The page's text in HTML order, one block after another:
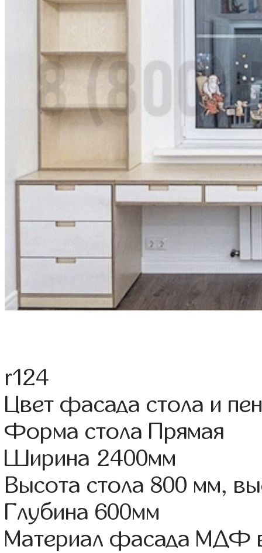
r124
Цвет фасада стола и
Форма стола Прямая
Ширина 2400мм
Высота стола 800 мм,
Глубина 600мм
Материал фасада МДФ